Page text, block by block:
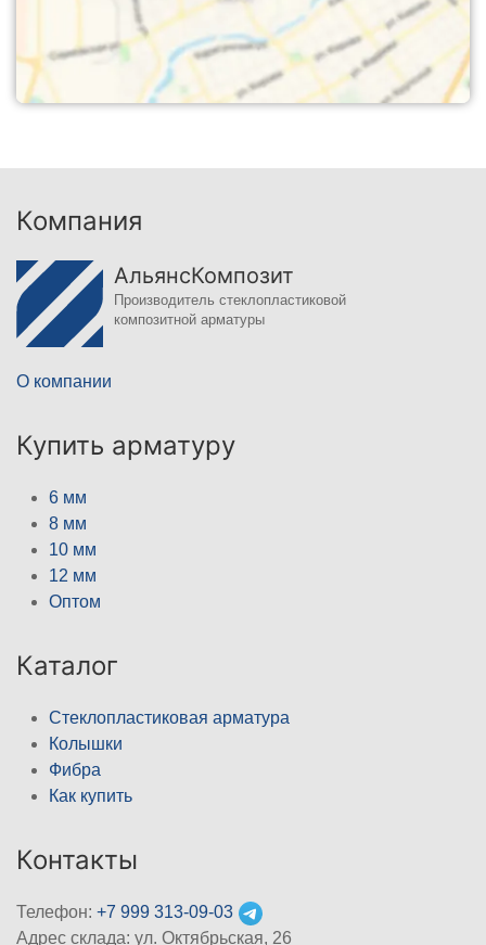
Компания
АльянсКомпозит
Производитель стеклопластиковой
композитной арматуры
О компании
Купить арматуру
6 мм
8 мм
10 мм
12 мм
Оптом
Каталог
Стеклопластиковая арматура
Колышки
Фибра
Как купить
Контакты
Телефон: +7 999 313-09-03
Адрес склада: ул. Октябрьская, 26